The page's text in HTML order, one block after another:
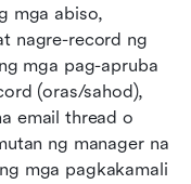
mga abiso,
nagre-record ng
mga pag-apruba
(oras/sahod),
email thread o
ng manager na
mga pagkakamali